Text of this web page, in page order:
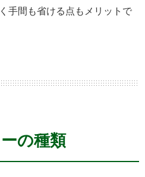
手間も省ける点もメリットで
の種類